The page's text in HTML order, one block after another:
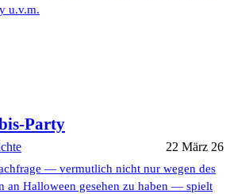
u.v.m.
Party
22 März 26
— vermutlich nicht nur wegen des
an Halloween gesehen zu haben — spielt